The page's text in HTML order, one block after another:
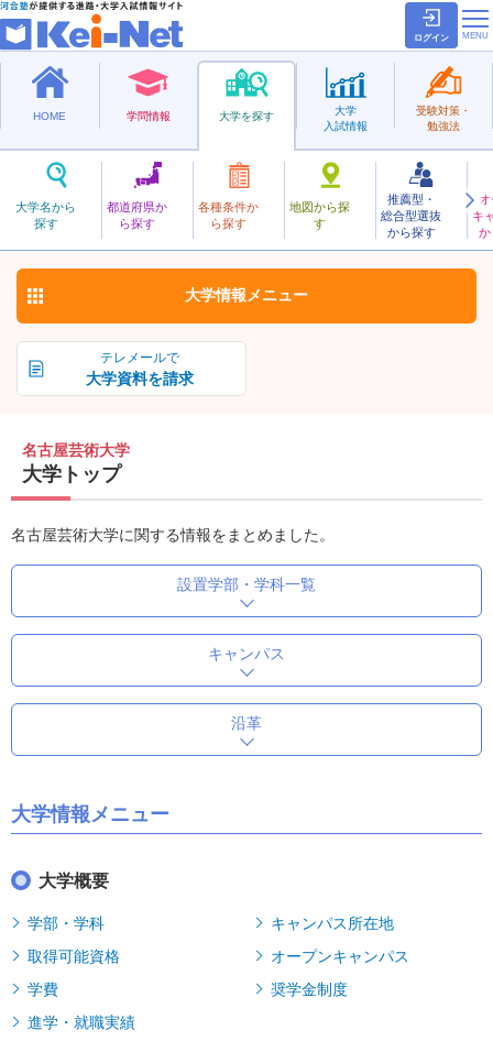
ログイン
HOME 学問情報 大学を探す
大学名から
探す
都道府県か
ら探す
各種条件か
ら探す
地図から探
す
推薦型・
総合型選抜
から探す
キ
か
大学
入試情報
受験対策・
勉強法
私立
なごやげいじゅつ
名古屋芸術大学 お気に入り
テレメールで
大学資料を請求
大学情報 メニュー
名古屋芸術大学
大学トップ
名古屋芸術大学に関する情報をまとめました。
設置学部・学科一覧
キャンパス
沿革
大学情報メニュー
大学概要
学部・学科
キャンパス所在地
取得可能資格
オープンキャンパス
学費
奨学金制度
進学・就職実績